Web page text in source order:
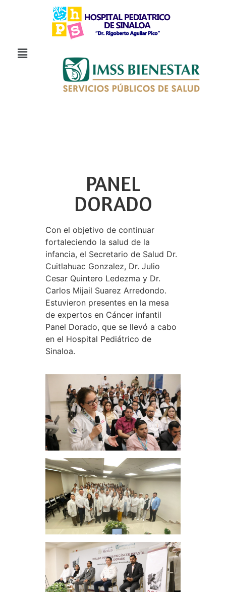
PANEL
DORADO
Con el objetivo de continuar
fortaleciendo la salud de la
infancia, el Secretario de Salud Dr.
Cuitlahuac Gonzalez, Dr. Julio
Cesar Quintero Ledezma y Dr.
Carlos Mijail Suarez Arredondo.
Estuvieron presentes en la mesa
de expertos en Cáncer infantil
Panel Dorado, que se llevó a cabo
en el Hospital Pediátrico de
Sinaloa.